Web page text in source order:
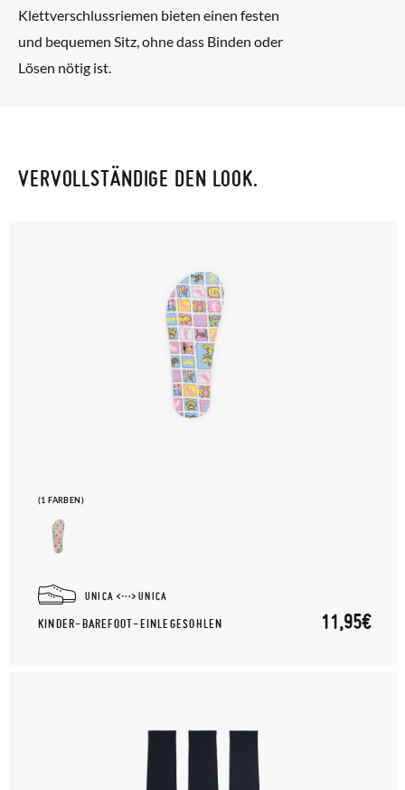
Klettverschlussriemen bieten einen festen
und bequemen Sitz, ohne dass Binden oder
Lösen nötig ist.
VERVOLLSTÄNDIGE DEN LOOK.
(1 FARBEN)
UNICA UNICA
KINDER-BAREFOOT-EINLEGESOHLEN 11,95€